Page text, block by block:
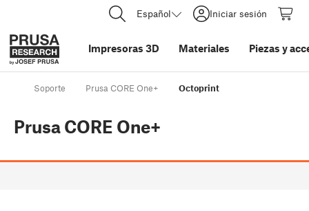
Español Iniciar sesión
Impresoras 3D Materiales Piezas y
Soporte Prusa CORE One+ Octoprint
Prusa CORE One+